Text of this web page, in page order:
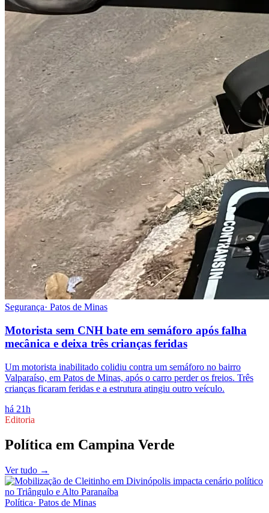
Segurança· Patos de Minas
Motorista sem CNH bate em semáforo após falha
mecânica e deixa três crianças feridas
Um motorista inabilitado colidiu contra um semáforo no bairro
Valparaíso, em Patos de Minas, após o carro perder os freios. Três
crianças ficaram feridas e a estrutura atingiu outro veículo.
há 21h
Editoria
Política em Campina Verde
Ver tudo →
Política· Patos de Minas